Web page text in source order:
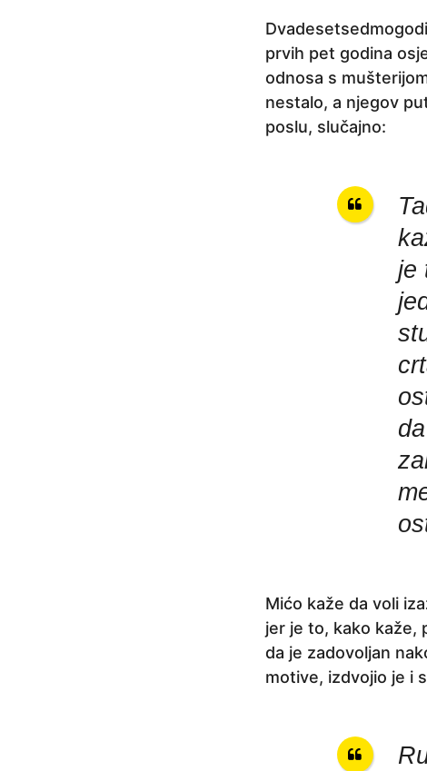
prvih pet godina
odnosa s
nestalo, a njegov
poslu, slučajno:
je
Mićo kaže da voli
jer je to, kako kaže,
da je zadovoljan
motive, izdvojio je i